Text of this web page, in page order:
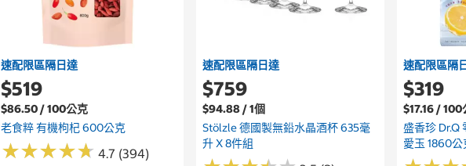
速配限區隔日達
$519
$86.50 / 100公克
老食粹 有機枸杞 600公克
★★★★★
★★★★★ 4.7 (394)
速配限區隔日達
$759
$94.88 / 1個
Stölzle 德國製無鉛水晶酒杯 635毫
升 X 8件組
速配限區隔
$319
$17.16 / 100
盛香珍 Dr.Q
愛玉 1860公